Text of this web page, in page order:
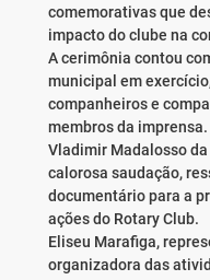
comemorativas que
impacto do clube na
A cerimônia contou
municipal em
companheiros e
membros da
Vladimir Madalosso
calorosa saudação,
documentário para a
ações do Rotary Club.
Eliseu Marafiga,
organizadora das